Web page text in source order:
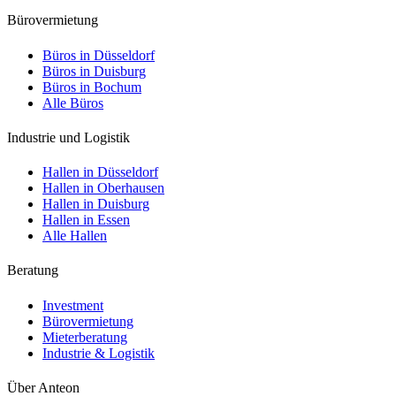
Bürovermietung
Büros in Düsseldorf
Büros in Duisburg
Büros in Bochum
Alle Büros
Industrie und Logistik
Hallen in Düsseldorf
Hallen in Oberhausen
Hallen in Duisburg
Hallen in Essen
Alle Hallen
Beratung
Investment
Bürovermietung
Mieterberatung
Industrie & Logistik
Über Anteon